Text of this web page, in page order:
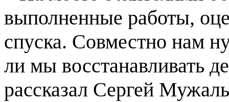
выполненные работы,
спуска. Совместно нам
ли мы восстанавливать
рассказал Сергей